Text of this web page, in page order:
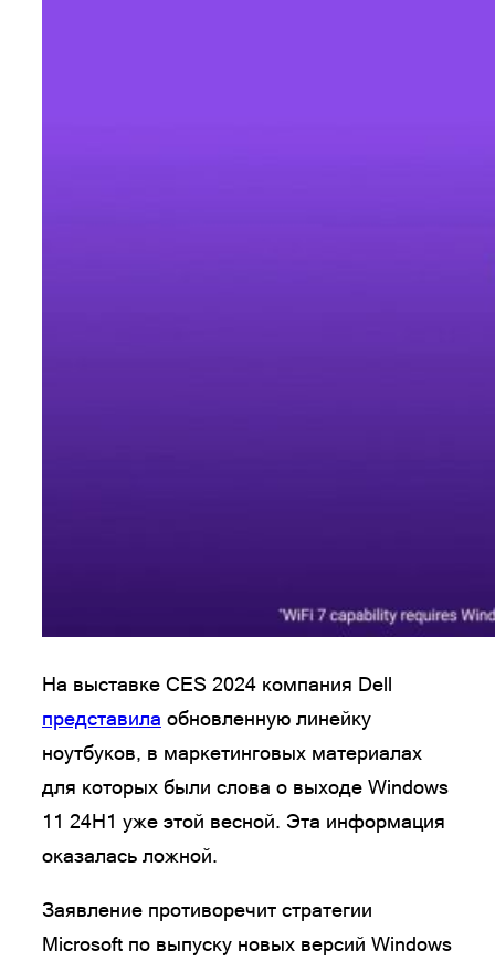
На выставке CES 2024 компания Dell
представила обновленную линейку
ноутбуков, в маркетинговых материалах
для которых были слова о выходе Windows
11 24H1 уже этой весной. Эта информация
оказалась ложной.
Заявление противоречит стратегии
Microsoft по выпуску новых версий Windows